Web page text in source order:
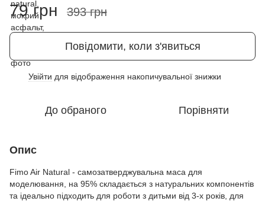
79 грн 393 грн
Повідомити, коли з'явиться
Увійти для відображення накопичувальної знижки
До обраного Порівняти
Опис
Fimo Air Natural - самозатверджувальна маса для
моделювання, на 95% складається з натуральних компонентів
та ідеально підходить для роботи з дитьми від 3-х років, для